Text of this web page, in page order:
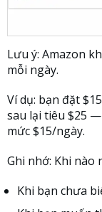
Lưu ý: Amazon
mỗi ngày.
Ví dụ: bạn đặt
sau lại tiêu $25
mức $15/ngày.
Ghi nhớ: Khi nào
Khi bạn chưa